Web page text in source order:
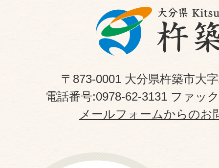
〒873-0001 大分県杵築市大
電話番号:0978-62-3131 ファッ
メールフォームからのお